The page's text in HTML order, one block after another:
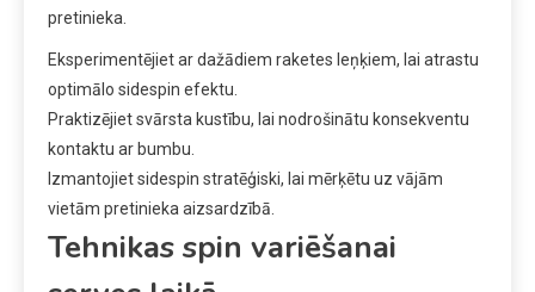
pretinieka.
Eksperimentējiet ar dažādiem raketes leņķiem, lai atrastu
optimālo sidespin efektu.
Praktizējiet svārsta kustību, lai nodrošinātu konsekventu
kontaktu ar bumbu.
Izmantojiet sidespin stratēģiski, lai mērķētu uz vājām
vietām pretinieka aizsardzībā.
Tehnikas spin variēšanai